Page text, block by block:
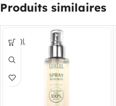
Produits similaires